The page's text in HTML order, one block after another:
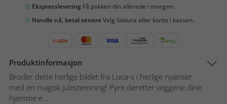
Ekspresslevering Få pakken din allerede i morgen.
Handle nå, betal senereVelg faktura eller konto i kassen.
Produktinformasjon
Broder dette herlige bildet fra Luca-s i herlige nyanser
med en magisk julestemning! Pynt deretter veggene dine
hjemme e...